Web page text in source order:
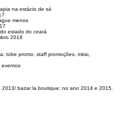
na estácio de sá
menos
estado do ceará
2018
tobe promo, staff promoções, mirai,
eventos
bazar la boutique: no ano 2014 e 2015.